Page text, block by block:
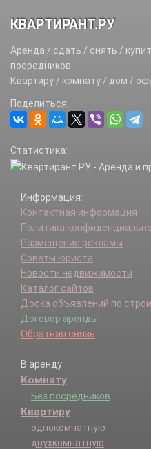
КВАРТИРАНТ.РУ
Аренда / сдать / снять /
посредников.
Квартиру / комнату / дом /
Поделиться:
Статистика:
Информация:
Контактная информация
Политика
Размещение рекламы
Советы юриста
Новости недвижимости
Каталог сайтов
Доска объявлений по
Договор аренды
Обратная связь
В аренду:
Комнату
Без посредников
Квартиру
однокомнатную
двухкомнатную